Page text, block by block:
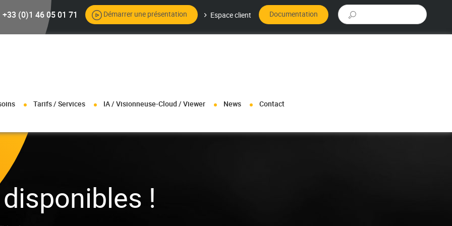
+33 (0)1 46 05 01 71
Démarrer une présentation Espace client Documentation
Rechercher :
Tarifs / Services IA / Visionneuse-Cloud / Viewer News Contact
!